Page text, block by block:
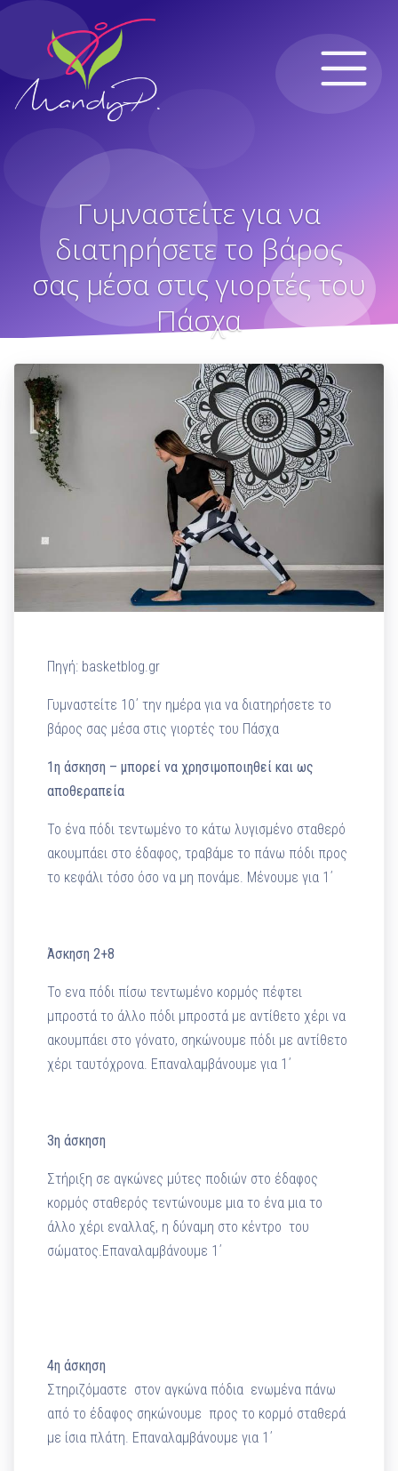
Γυμναστείτε για να
διατηρήσετε το βάρος
σας μέσα στις γιορτές του
Πάσχα
Πηγή: basketblog.gr
Γυμναστείτε 10΄ την ημέρα για να διατηρήσετε το
βάρος σας μέσα στις γιορτές του Πάσχα
1η άσκηση – μπορεί να χρησιμοποιηθεί και ως
αποθεραπεία
Το ένα πόδι τεντωμένο το κάτω λυγισμένο σταθερό
ακουμπάει στο έδαφος, τραβάμε το πάνω πόδι προς
το κεφάλι τόσο όσο να μη πονάμε. Μένουμε για 1΄
Άσκηση 2+8
Το ενα πόδι πίσω τεντωμένο κορμός πέφτει
μπροστά το άλλο πόδι μπροστά με αντίθετο χέρι να
ακουμπάει στο γόνατο, σηκώνουμε πόδι με αντίθετο
χέρι ταυτόχρονα. Επαναλαμβάνουμε για 1΄
3η άσκηση
Στήριξη σε αγκώνες μύτες ποδιών στο έδαφος
κορμός σταθερός τεντώνουμε μια το ένα μια το
άλλο χέρι εναλλαξ, η δύναμη στο κέντρο του
σώματος.Επαναλαμβάνουμε 1΄
4η άσκηση
Στηριζόμαστε στον αγκώνα πόδια ενωμένα πάνω
από το έδαφος σηκώνουμε προς το κορμό σταθερά
με ίσια πλάτη. Επαναλαμβάνουμε για 1΄